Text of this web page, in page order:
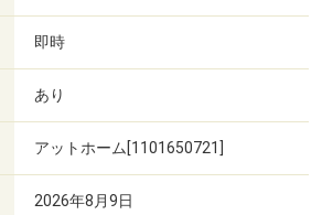
即時
あり
アットホーム[1101650721]
2026年8月9日